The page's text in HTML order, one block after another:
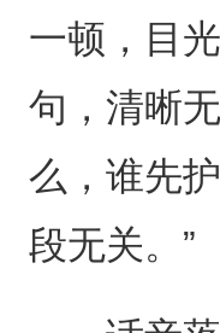
一顿，目
句，清晰
么，谁先
段无关。”